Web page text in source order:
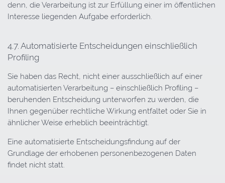
denn, die Verarbeitung ist zur Erfüllung einer im öffentlichen
Interesse liegenden Aufgabe erforderlich.
4.7. Automatisierte Entscheidungen einschließlich
Profiling
Sie haben das Recht, nicht einer ausschließlich auf einer
automatisierten Verarbeitung – einschließlich Profiling –
beruhenden Entscheidung unterworfen zu werden, die
Ihnen gegenüber rechtliche Wirkung entfaltet oder Sie in
ähnlicher Weise erheblich beeinträchtigt.
Eine automatisierte Entscheidungsfindung auf der
Grundlage der erhobenen personenbezogenen Daten
findet nicht statt.